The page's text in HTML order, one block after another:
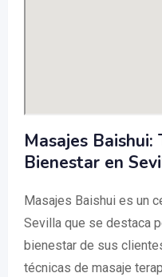
Masajes Baishui:
Bienestar en
Masajes Baishui es un
Sevilla que se destaca
bienestar de sus
técnicas de masaje